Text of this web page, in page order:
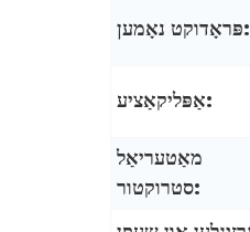
פּראָדוקט נאָמען:
אַפּליקאַציע:
מאַטעריאַל
סטרוקטור: